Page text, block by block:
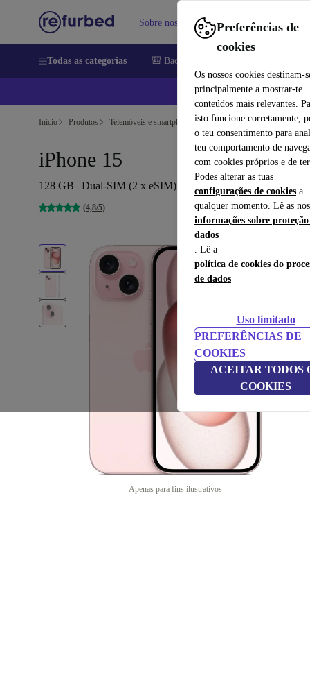
Preferências de
cookies
Os nossos cookies destinam-
principalmente a mostrar-te
conteúdos mais relevantes.
isto funcione corretamente,
o teu consentimento para
teu comportamento de
com cookies próprios e de
Podes alterar as tuas
configurações de cookies a
qualquer momento. Lê as
informações sobre
dados
. Lê a
política de cookies do
de dados
.
Uso limitado
PREFERÊNCIAS DE
COOKIES
ACEITAR TODOS
COOKIES
Sobre nós Vender Ajuda
Todas as categorias 🎒 Back to school
📱
Início Produtos Telemóveis e smartphones iPhones
iPhone 15
128 GB | Dual-SIM (2 x eSIM) | rosa
(4,8/5)
Apenas para fins ilustrativos